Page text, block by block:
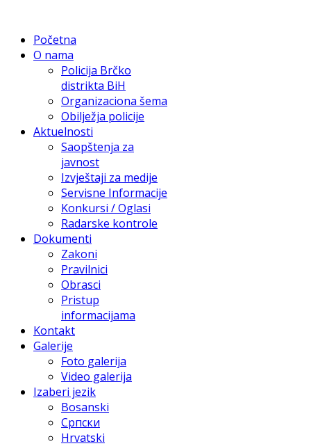
Početna
O nama
Policija Brčko
distrikta BiH
Organizaciona šema
Obilježja policije
Aktuelnosti
Saopštenja za
javnost
Izvještaji za medije
Servisne Informacije
Konkursi / Oglasi
Radarske kontrole
Dokumenti
Zakoni
Pravilnici
Obrasci
Pristup
informacijama
Kontakt
Galerije
Foto galerija
Video galerija
Izaberi jezik
Bosanski
Српски
Hrvatski